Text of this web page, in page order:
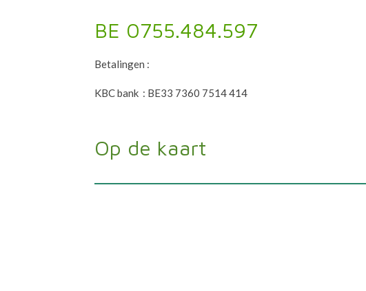
BE 0755.484.597
Betalingen :
KBC bank : BE33 7360 7514 414
Op de kaart